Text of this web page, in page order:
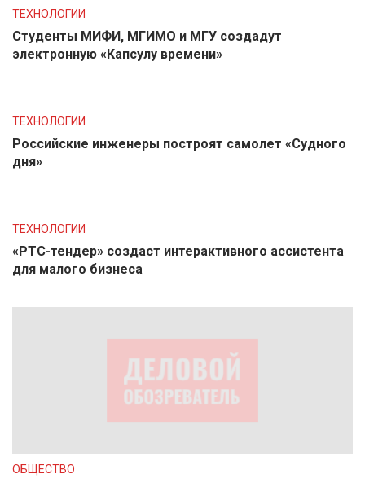
ТЕХНОЛОГИИ
Студенты МИФИ, МГИМО и МГУ создадут
электронную «Капсулу времени»
ТЕХНОЛОГИИ
Российские инженеры построят самолет «Судного
дня»
ТЕХНОЛОГИИ
«РТС-тендер» создаст интерактивного ассистента
для малого бизнеса
ОБЩЕСТВО